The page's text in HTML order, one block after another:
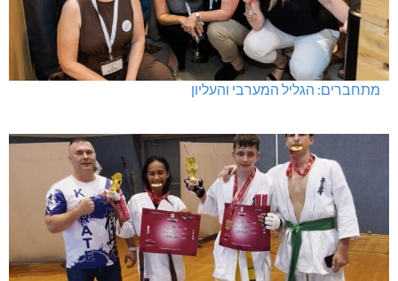
מתחברים: הגליל המערבי והעליון